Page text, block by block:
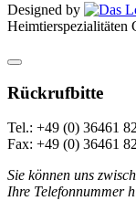
Designed by
Heimtierspezialitäten
Rückrufbitte
Tel.: +49 (0) 36461
Fax: +49 (0) 36461
Sie können uns
Ihre Telefonnummer